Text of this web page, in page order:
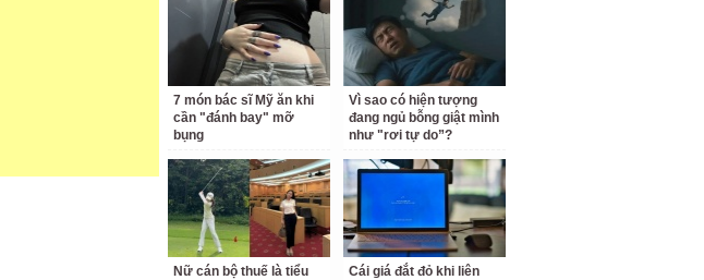
7 món bác sĩ Mỹ ăn khi
cần "đánh bay" mỡ
bụng
Vì sao có hiện tượng
đang ngủ bỗng giật mình
như "rơi tự do”?
Nữ cán bộ thuế là tiểu
Cái giá đắt đỏ khi liên